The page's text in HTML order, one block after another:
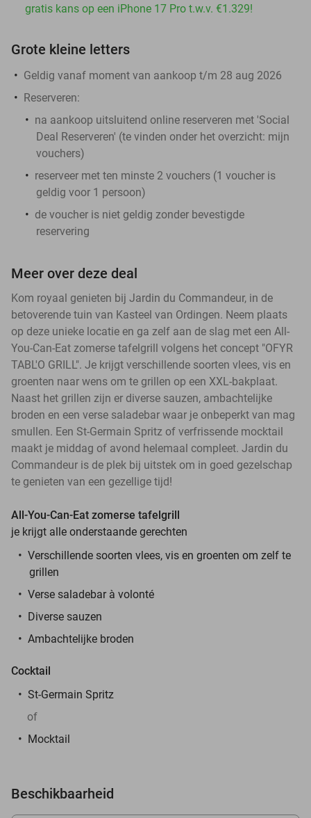
gratis kans op een iPhone 17 Pro t.w.v. €1.329!
Grote kleine letters
Geldig vanaf moment van aankoop t/m 28 aug 2026
Reserveren:
na aankoop uitsluitend online reserveren met 'Social
Deal Reserveren' (te vinden onder het overzicht: mijn
vouchers)
reserveer met ten minste 2 vouchers (1 voucher is
geldig voor 1 persoon)
de voucher is niet geldig zonder bevestigde
reservering
Meer over deze deal
Kom royaal genieten bij Jardin du Commandeur, in de
betoverende tuin van Kasteel van Ordingen. Neem plaats
op deze unieke locatie en ga zelf aan de slag met een All-
You-Can-Eat zomerse tafelgrill volgens het concept "OFYR
TABL'O GRILL". Je krijgt verschillende soorten vlees, vis en
groenten naar wens om te grillen op een XXL-bakplaat.
Naast het grillen zijn er diverse sauzen, ambachtelijke
broden en een verse saladebar waar je onbeperkt van mag
smullen. Een St-Germain Spritz of verfrissende mocktail
maakt je middag of avond helemaal compleet. Jardin du
Commandeur is de plek bij uitstek om in goed gezelschap
te genieten van een gezellige tijd!
All-You-Can-Eat zomerse tafelgrill
je krijgt alle onderstaande gerechten
Verschillende soorten vlees, vis en groenten om zelf te
grillen
Verse saladebar à volonté
Diverse sauzen
Ambachtelijke broden
Cocktail
St-Germain Spritz
of
Mocktail
Beschikbaarheid